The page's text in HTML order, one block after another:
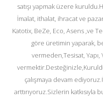
satışı yapmak üzere
İmalat, ithalat, ihracat ve
Katotix, BeZe, Eco, Asens ,ve
göre üretimin yaparak,
vermeden,Tesisat,
çalışmaya devam
arttırıyoruz.Sizlerin katkısıyla